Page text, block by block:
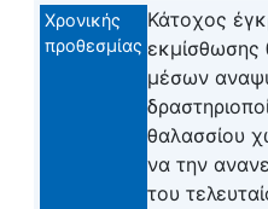
Χρονικής
προθεσμίας
Κάτοχος
εκμίσθωσης
μέσων
θαλασσίου
να την
του